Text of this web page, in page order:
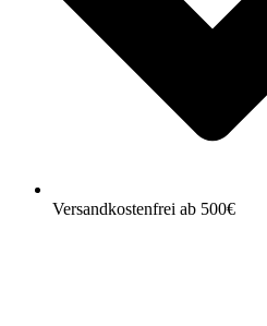
Versandkostenfrei ab 500€